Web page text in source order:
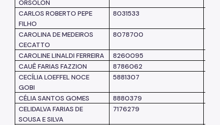
ORSOLON
CARLOS ROBERTO PEPE
FILHO
8031533
CAROLINA DE MEDEIROS
CECATTO
8078700
CAROLINE LINALDI FERREIRA 8260095
CAUÊ FARIAS FAZZION
8786062
CECÍLIA LOEFFEL NOCE
GOBI
5881307
CÉLIA SANTOS GOMES 8880379
CELIDALVA FARIAS DE
SOUSA E SILVA
7176279